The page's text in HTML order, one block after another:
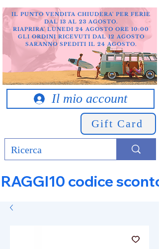
Il mio account
Gift Card
IL PUNTO VENDITA CHIUDERA' PER FERIE
DAL 13 AL 23 AGOSTO.
RIAPRIRA' LUNEDI 24 AGOSTO ORE 10:00
GLI ORDINI RICEVUTI DAL 12 AGOSTO
SARANNO SPEDITI IL 24 AGOSTO.
RAGGI10 codice